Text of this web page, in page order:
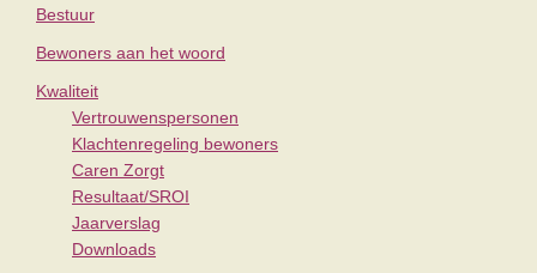
Bestuur
Bewoners aan het woord
Kwaliteit
Vertrouwenspersonen
Klachtenregeling bewoners
Caren Zorgt
Resultaat/SROI
Jaarverslag
Downloads